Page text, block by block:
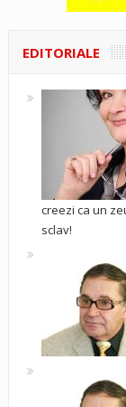
EDITORIALE
creezi ca un
sclav!